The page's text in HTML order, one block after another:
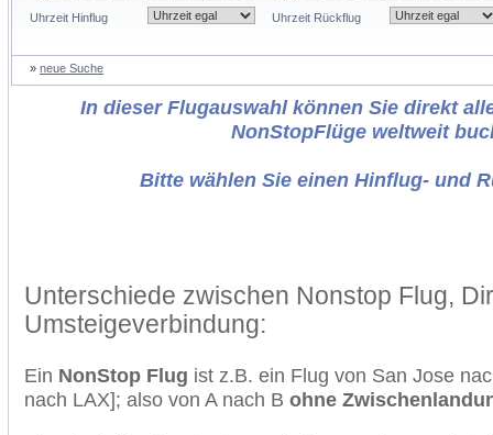
Uhrzeit Hinflug Uhrzeit Rückflug
» neue Suche
In dieser Flugauswahl können Sie direkt
NonStopFlüge weltweit
Bitte wählen Sie einen Hinflug- und
Unterschiede zwischen Nonstop Flug,
Umsteigeverbindung:
Ein NonStop Flug ist z.B. ein Flug von San Jose
nach LAX]; also von A nach B ohne